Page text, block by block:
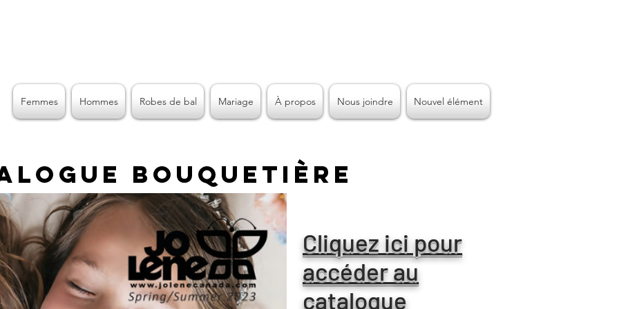
Femmes Hommes Robes de bal Mariage À propos Nous joindre Nouvel élément
Bouquetière
Cliquez ici pour
accéder au
catalogue